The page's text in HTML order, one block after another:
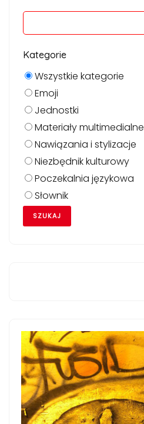
Kategorie
Wszystkie kategorie
Emoji
Jednostki
Materiały multimedialne
Nawiązania i stylizacje
Niezbędnik kulturowy
Poczekalnia językowa
Słownik